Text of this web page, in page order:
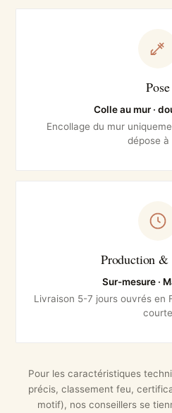
Pose
Colle au mur ·
Encollage du mur
dépose à
Production &
Sur-mesure ·
Livraison 5-7 jours ouvrés en
courte
Pour les caractéristiques
précis, classement feu,
motif), nos conseillers se